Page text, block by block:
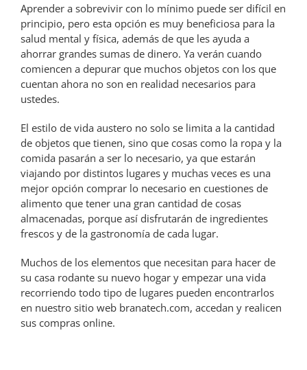
Aprender a sobrevivir con lo mínimo puede ser difícil en
principio, pero esta opción es muy beneficiosa para la
salud mental y física, además de que les ayuda a
ahorrar grandes sumas de dinero. Ya verán cuando
comiencen a depurar que muchos objetos con los que
cuentan ahora no son en realidad necesarios para
ustedes.
El estilo de vida austero no solo se limita a la cantidad
de objetos que tienen, sino que cosas como la ropa y la
comida pasarán a ser lo necesario, ya que estarán
viajando por distintos lugares y muchas veces es una
mejor opción comprar lo necesario en cuestiones de
alimento que tener una gran cantidad de cosas
almacenadas, porque así disfrutarán de ingredientes
frescos y de la gastronomía de cada lugar.
Muchos de los elementos que necesitan para hacer de
su casa rodante su nuevo hogar y empezar una vida
recorriendo todo tipo de lugares pueden encontrarlos
en nuestro sitio web branatech.com, accedan y realicen
sus compras online.